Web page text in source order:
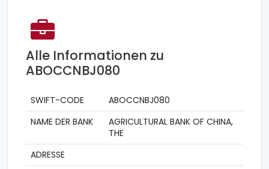
Alle Informationen zu
ABOCCNBJ080
SWIFT-CODE
ABOCCNBJ080
NAME DER BANK
AGRICULTURAL BANK OF CHINA,
THE
ADRESSE